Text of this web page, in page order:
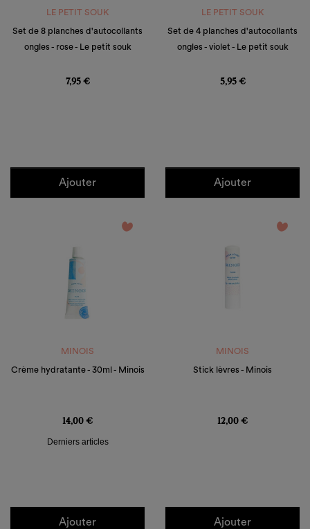
LE PETIT SOUK
Set de 8 planches d'autocollants
ongles - rose - Le petit souk
7,95 €
Ajouter
LE PETIT SOUK
Set de 4 planches d'autocollants
ongles - violet - Le petit souk
5,95 €
Ajouter
favorite_border
MINOIS
Crème hydratante - 30ml - Minois
14,00 €
Derniers articles
Ajouter
favorite_border
MINOIS
Stick lèvres - Minois
12,00 €
Ajouter